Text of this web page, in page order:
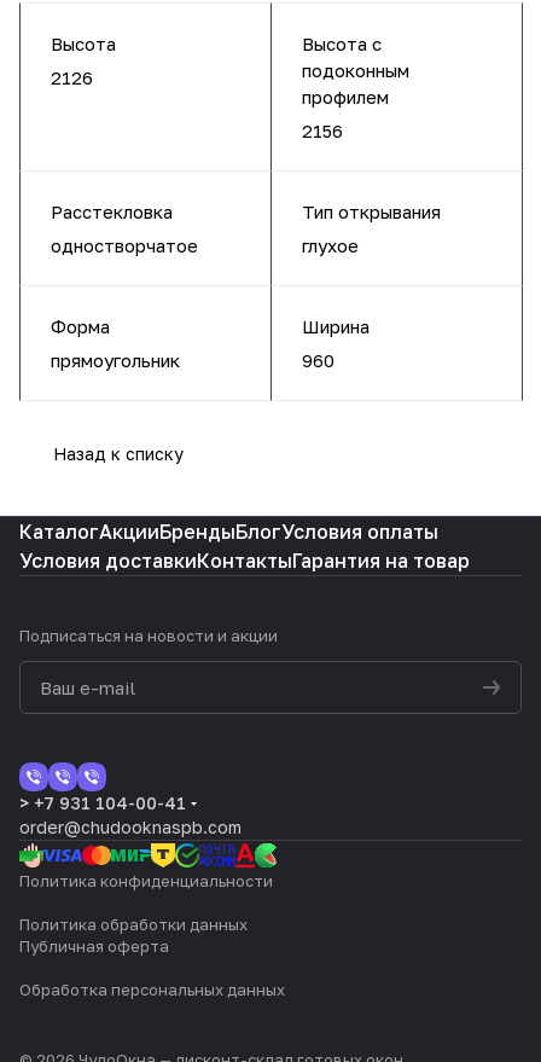
Высота
2126
Высота с
подоконным
профилем
2156
Расстекловка
одностворчатое
Тип открывания
глухое
Форма
прямоугольник
Ширина
960
Назад к списку
КаталогАкцииБрендыБлогУсловия оплаты
Условия доставкиКонтактыГарантия на товар
Подписаться на новости и акции
> +7 931 104-00-41
order@chudooknaspb.com
Политика конфиденциальности
Политика обработки данных
Публичная оферта
Обработка персональных данных